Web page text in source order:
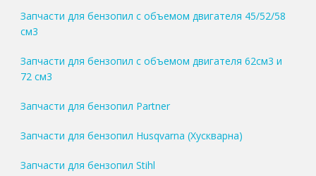
Запчасти для бензопил с объемом двигателя 45/52/58
см3
Запчасти для бензопил с объемом двигателя 62см3 и
72 см3
Запчасти для бензопил Partner
Запчасти для бензопил Husqvarna (Хускварна)
Запчасти для бензопил Stihl